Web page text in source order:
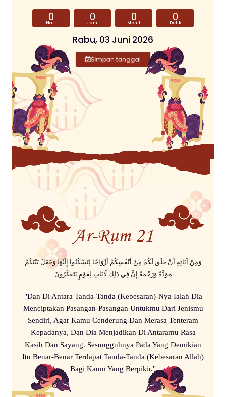
0
Hari
0
Jam
0
Menit
0
Detik
Rabu, 03 Juni 2026
Simpan tanggal
Ar-Rum 21
وَمِنْ آيَاتِهِ أَنْ خَلَقَ لَكُمْ مِنْ أَنْفُسِكُمْ أَزْوَاجًا لِتَسْكُنُوا إِلَيْهَا وَجَعَلَ بَيْنَكُمْ
مَوَدَّةً وَرَحْمَةً إِنَّ فِي ذَلِكَ لَآيَاتٍ لِقَوْمٍ يَتَفَكَّرُونَ
"Dan Di Antara Tanda-Tanda (Kebesaran)-Nya Ialah Dia
Menciptakan Pasangan-Pasangan Untukmu Dari Jenismu
Sendiri, Agar Kamu Cenderung Dan Merasa Tenteram
Kepadanya, Dan Dia Menjadikan Di Antaramu Rasa
Kasih Dan Sayang. Sesungguhnya Pada Yang Demikian
Itu Benar-Benar Terdapat Tanda-Tanda (Kebesaran Allah)
Bagi Kaum Yang Berpikir."